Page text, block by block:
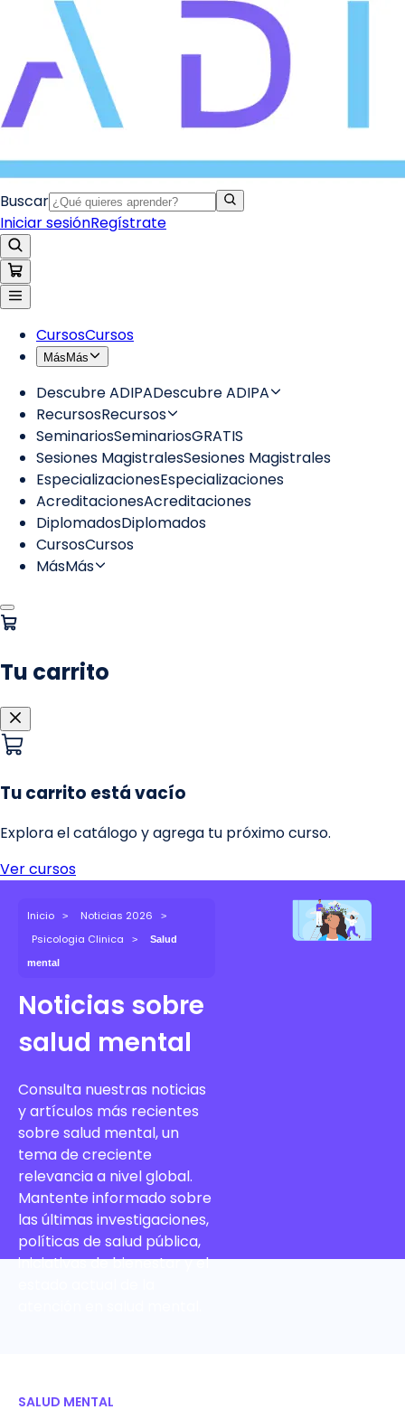
Inicio
Noticias 2026
Psicologia Clinica
Salud
mental
Noticias sobre
salud mental
Consulta nuestras noticias
y artículos más recientes
sobre salud mental, un
tema de creciente
relevancia a nivel global.
Mantente informado sobre
las últimas investigaciones,
políticas de salud pública,
iniciativas de bienestar y el
SALUD MENTAL